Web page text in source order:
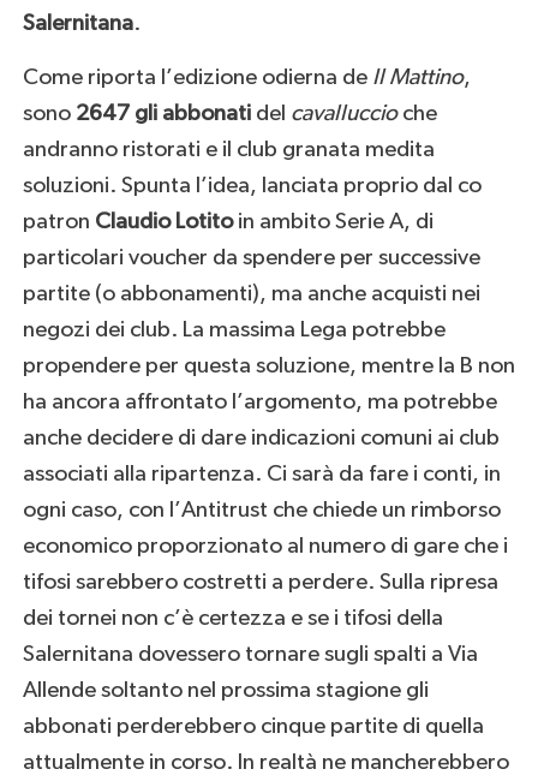
Salernitana.
Come riporta l’edizione odierna de Il Mattino,
sono2647 gli abbonati del cavalluccioche
andranno ristorati e il club granata medita
soluzioni. Spunta l’idea, lanciata proprio dal co
patron Claudio Lotitoin ambito Serie A, di
particolari voucher da spendere per successive
partite (o abbonamenti), ma anche acquisti nei
negozi dei club. La massima Lega potrebbe
propendere per questa soluzione, mentre la B non
ha ancora affrontato l’argomento, ma potrebbe
anche decidere di dare indicazioni comuni ai club
associati alla ripartenza. Ci sarà da fare i conti, in
ogni caso, con l’Antitrust che chiede un rimborso
economico proporzionato al numero di gare che i
tifosi sarebbero costretti a perdere. Sulla ripresa
dei tornei non c’è certezza e se i tifosi della
Salernitana dovessero tornare sugli spalti a Via
Allende soltanto nel prossima stagione gli
abbonati perderebbero cinque partite di quella
attualmente in corso. In realtà ne mancherebbero